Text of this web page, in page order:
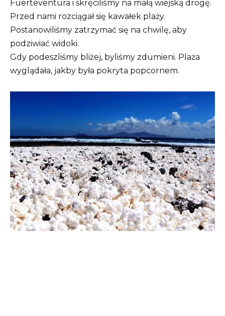
Fuerteventura i skręciliśmy na małą wiejską drogę.
Przed nami rozciągał się kawałek plaży.
Postanowiliśmy zatrzymać się na chwilę, aby
podziwiać widoki.
Gdy podeszliśmy bliżej, byliśmy zdumieni. Plaża
wyglądała, jakby była pokryta popcornem.